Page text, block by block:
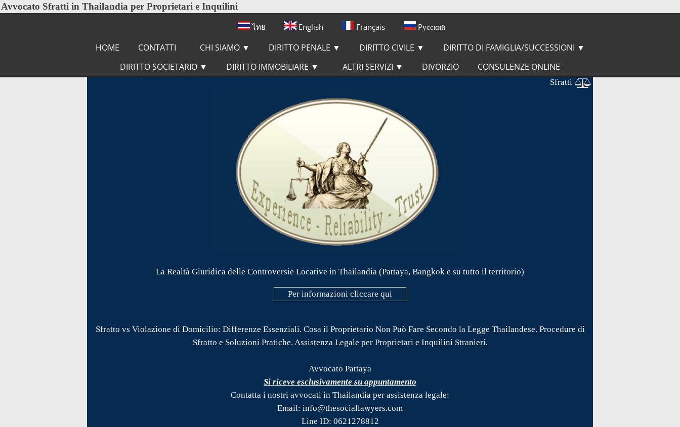
Avvocato Sfratti in Thailandia per Proprietari e Inquilini
ไทย English Français Pусский
HOME CONTATTI CHI SIAMO ▼ DIRITTO PENALE ▼ DIRITTO CIVILE ▼ DIRITTO DI FAMIGLIA/SUCCESSIONI ▼
DIRITTO SOCIETARIO ▼ DIRITTO IMMOBILIARE ▼ ALTRI SERVIZI ▼ DIVORZIO CONSULENZE ONLINE
Sfratti
La Realtà Giuridica delle Controversie Locative in Thailandia (Pattaya, Bangkok e su tutto il territorio)
Per informazioni cliccare qui
Sfratto vs Violazione di Domicilio: Differenze Essenziali. Cosa il Proprietario Non Può Fare Secondo la Legge Thailandese. Procedure di
Sfratto e Soluzioni Pratiche. Assistenza Legale per Proprietari e Inquilini Stranieri.
Avvocato Pattaya
Si riceve esclusivamente su appuntamento
Contatta i nostri avvocati in Thailandia per assistenza legale:
Email: info@thesociallawyers.com
Line ID: 0621278812